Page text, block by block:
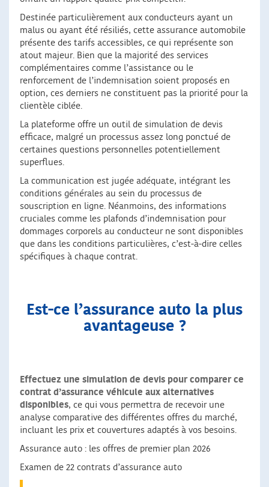
Destinée particulièrement aux conducteurs ayant un
malus ou ayant été résiliés, cette assurance automobile
présente des tarifs accessibles, ce qui représente son
atout majeur. Bien que la majorité des services
complémentaires comme l’assistance ou le
renforcement de l’indemnisation soient proposés en
option, ces derniers ne constituent pas la priorité pour la
clientèle ciblée.
La plateforme offre un outil de simulation de devis
efficace, malgré un processus assez long ponctué de
certaines questions personnelles potentiellement
superflues.
La communication est jugée adéquate, intégrant les
conditions générales au sein du processus de
souscription en ligne. Néanmoins, des informations
cruciales comme les plafonds d’indemnisation pour
dommages corporels au conducteur ne sont disponibles
que dans les conditions particulières, c’est-à-dire celles
spécifiques à chaque contrat.
Est-ce l’assurance auto la plus
avantageuse ?
Effectuez une simulation de devis pour comparer ce
contrat d’assurance véhicule aux alternatives
disponibles, ce qui vous permettra de recevoir une
analyse comparative des différentes offres du marché,
incluant les prix et couvertures adaptés à vos besoins.
Assurance auto : les offres de premier plan 2026
Examen de 22 contrats d’assurance auto